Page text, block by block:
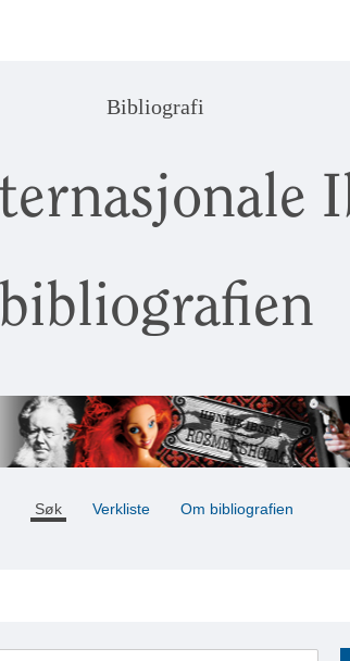
Bibliografi
bibliografien
Søk Verkliste Om bibliografien